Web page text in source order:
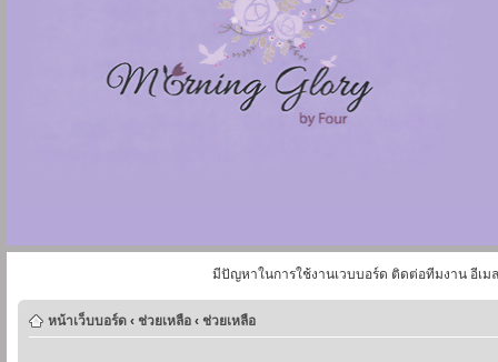
มีปัญหาในการใช้งานเวบบอร์ด ติดต่อทีมงาน อีเม
หน้าเว็บบอร์ด ‹ ช่วยเหลือ ‹ ช่วยเหลือ